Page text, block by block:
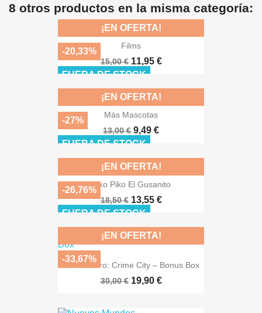
8 otros productos en la misma categoría:
Films
15,00 € 11,95 €
¡EN OFERTA!
-20,33%
FUERA DE STOCK
Más Mascotas
13,00 € 9,49 €
¡EN OFERTA!
-27%
FUERA DE STOCK
Piko Piko El Gusanito
18,50 € 13,55 €
¡EN OFERTA!
-26,76%
FUERA DE STOCK
MicroMacro: Crime City – Bonus Box
30,00 € 19,90 €
¡EN OFERTA!
-33,67%